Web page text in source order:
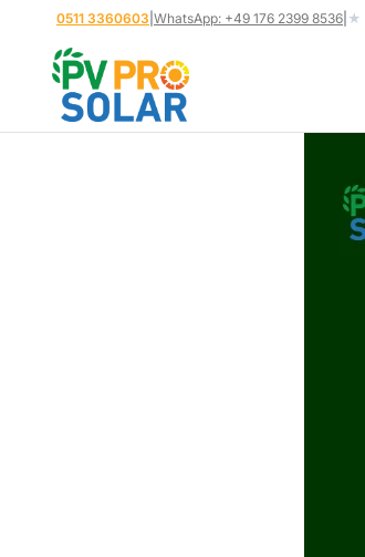
springen
0511 3360603 WhatsApp: +49 176 2399 8536 ★